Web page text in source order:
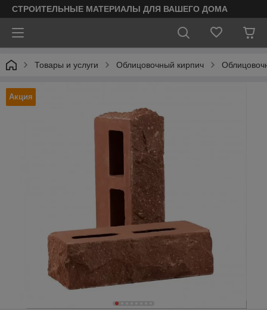
СТРОИТЕЛЬНЫЕ МАТЕРИАЛЫ ДЛЯ ВАШЕГО ДОМА
Товары и услуги Облицовочный кирпич
Акция